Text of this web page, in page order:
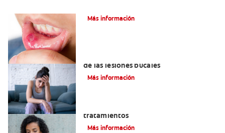
Más información
de las lesiones bucales
Más información
tratamientos
Más información